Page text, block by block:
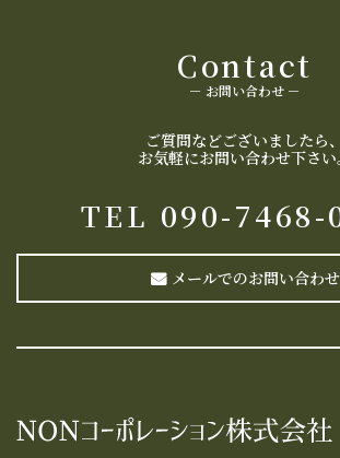
Contact
－ お問い合わせ －
ご質問などございましたら、
お気軽にお問い合わせ下さい
TEL 090-7468-
メールでのお問い合わせ